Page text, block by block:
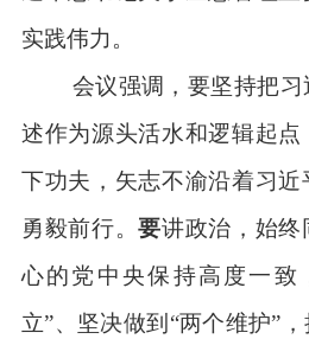
实践伟力。
会议强调，要坚持把
述作为源头活水和逻辑起点
下功夫，矢志不渝沿着习近
勇毅前行。要讲政治，始终
心的党中央保持高度一致
立”、坚决做到“两个维护”